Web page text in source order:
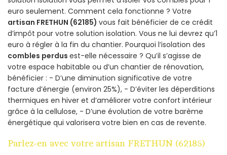
euro seulement. Comment cela fonctionne ? Votre
artisan FRETHUN (62185) vous fait bénéficier de ce crédit
d’impôt pour votre solution isolation. Vous ne lui devrez qu’1
euro à régler à la fin du chantier. Pourquoi l’isolation des
combles perdus est-elle nécessaire ? Qu’il s’agisse de
votre espace habitable ou d’un chantier de rénovation,
bénéficier : - D’une diminution significative de votre
facture d’énergie (environ 25%), - D’éviter les déperditions
thermiques en hiver et d’améliorer votre confort intérieur
grâce à la cellulose, - D’une évolution de votre barème
énergétique qui valorisera votre bien en cas de revente.
Parlez-en avec votre artisan FRETHUN (62185)